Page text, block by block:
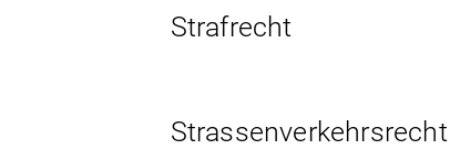
Strafrecht
Strassen­verkehrs­recht